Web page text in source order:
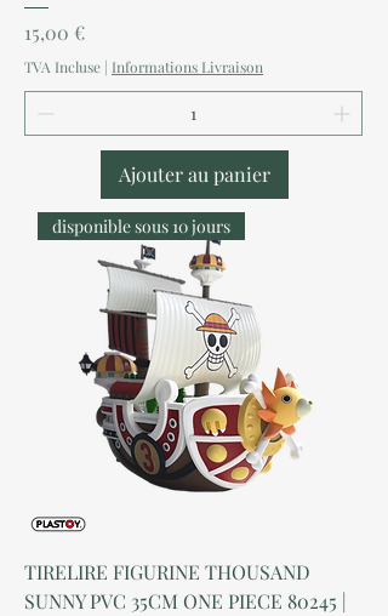
Prix
15,00 €
TVA Incluse | Informations Livraison
Ajouter au panier
disponible sous 10 jours
TIRELIRE FIGURINE THOUSAND
SUNNY PVC 35CM ONE PIECE 80245 |